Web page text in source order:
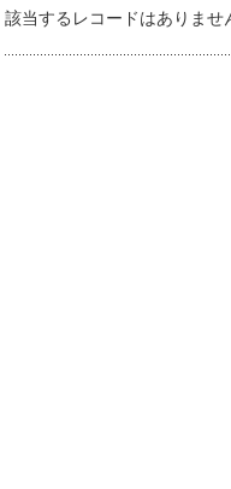
該当するレコードはありませ